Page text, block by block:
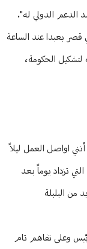
الدعم الدولي له".
قصر بعبدا عند الساعة
الحكومة،
اواصل العمل ليلاً
تزداد يوماً بعد
من البلبلة
وعلى تفاهم تام